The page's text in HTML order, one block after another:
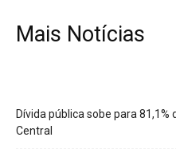
Mais Notícias
Dívida pública sobe para
Central